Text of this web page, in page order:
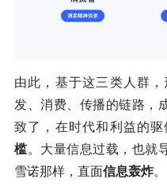
由此，基于这三类人群
发、消费、传播的链路，
致了，在时代和利益的驱
槛。大量信息过载，也就
雪诺那样，直面信息轰炸。